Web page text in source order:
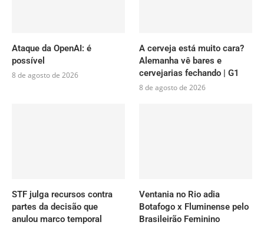
Ataque da OpenAI: é
possível
8 de agosto de 2026
A cerveja está muito cara?
Alemanha vê bares e
cervejarias fechando | G1
8 de agosto de 2026
STF julga recursos contra
partes da decisão que
anulou marco temporal
Ventania no Rio adia
Botafogo x Fluminense pelo
Brasileirão Feminino